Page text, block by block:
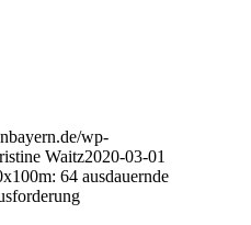
wp-
Waitz2020-03-01
64 ausdauernde